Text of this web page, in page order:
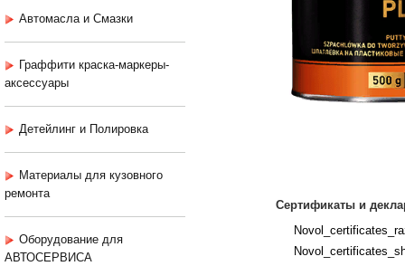
Автомасла и Смазки
Граффити краска-маркеры-
аксессуары
Детейлинг и Полировка
Материалы для кузовного
ремонта
Оборудование для
АВТОСЕРВИСА
Сертификаты и